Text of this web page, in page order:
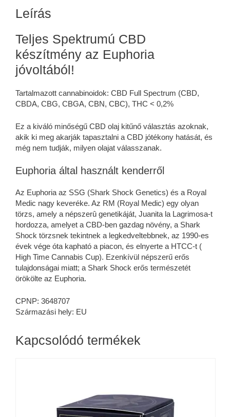
Leírás
Teljes Spektrumú CBD
készítmény az Euphoria
jóvoltából!
Tartalmazott cannabinoidok: CBD Full Spectrum (CBD,
CBDA, CBG, CBGA, CBN, CBC), THC < 0,2%
Ez a kiváló minőségű CBD olaj kitűnő választás azoknak,
akik ki meg akarják tapasztalni a CBD jótékony hatását, és
még nem tudják, milyen olajat válasszanak.
Euphoria által használt kenderről
Az Euphoria az SSG (Shark Shock Genetics) és a Royal
Medic nagy keveréke. Az RM (Royal Medic) egy olyan
törzs, amely a népszerû genetikáját, Juanita la Lagrimosa-t
hordozza, amelyet a CBD-ben gazdag növény, a Shark
Shock törzsnek tekintnek a legkedveltebbnek, az 1990-es
évek vége óta kapható a piacon, és elnyerte a HTCC-t (
High Time Cannabis Cup). Ezenkívül népszerű erős
tulajdonságai miatt; a Shark Shock erős természetét
örökölte az Euphoria.
CPNP: 3648707
Származási hely: EU
Kapcsolódó termékek